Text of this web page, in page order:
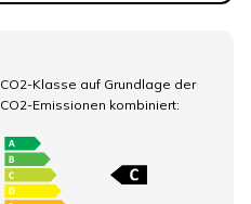
CO2-Klasse auf Grundlage der
CO2-Emissionen kombiniert: